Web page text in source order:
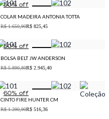
50% off
COLAR MADEIRA ANTONIA TOTTA
R$ 1.650,90R$ 825,45
50% off
BOLSA BELT JW ANDERSON
R$ 5.890,80R$ 2.945,40
60% off
CINTO FIRE HUNTER CM
R$ 1.290,90R$ 516,36